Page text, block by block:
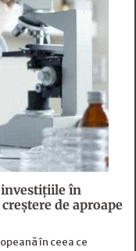
investițiile în
de aproape
în ceea ce